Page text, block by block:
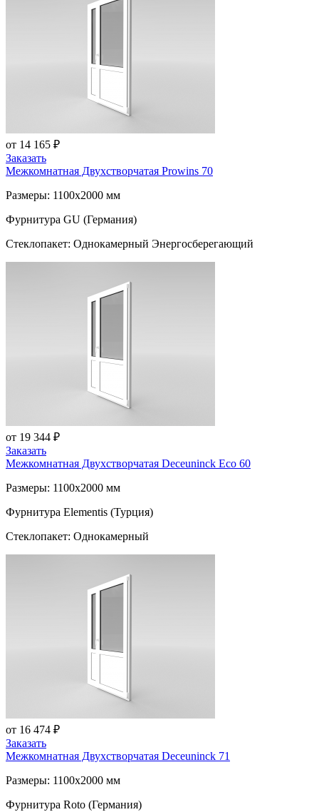
от 14 165 ₽
Заказать
Межкомнатная Двухстворчатая Prowins 70
Размеры: 1100x2000 мм
Фурнитура GU (Германия)
Стеклопакет: Однокамерный Энергосберегающий
от 19 344 ₽
Заказать
Межкомнатная Двухстворчатая Deceuninck Eco 60
Размеры: 1100x2000 мм
Фурнитура Elementis (Турция)
Стеклопакет: Однокамерный
от 16 474 ₽
Заказать
Межкомнатная Двухстворчатая Deceuninck 71
Размеры: 1100x2000 мм
Фурнитура Roto (Германия)